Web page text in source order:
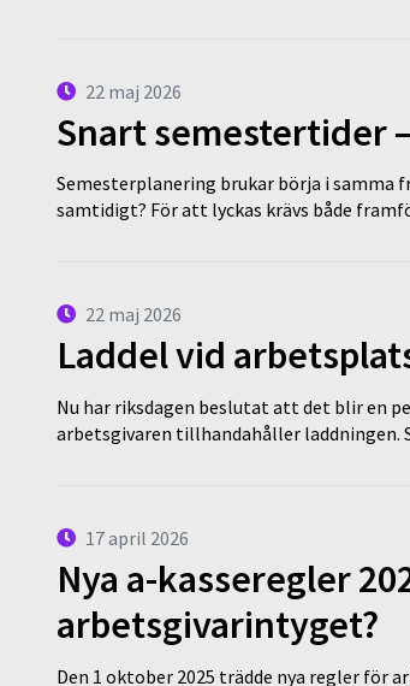
22 maj 2026
Snart semestertider
Semesterplanering brukar börja i samma
samtidigt? För att lyckas krävs både
22 maj 2026
Laddel vid
Nu har riksdagen beslutat att det blir en
arbetsgivaren tillhandahåller
17 april 2026
Nya a-kasseregler
arbetsgivarintyget?
Den 1 oktober 2025 trädde nya regler för